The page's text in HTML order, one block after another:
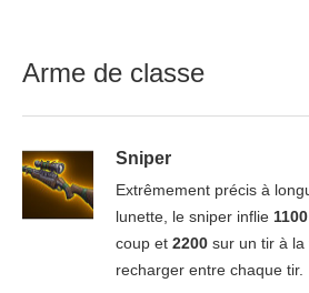
Arme de classe
Sniper
Extrêmement précis à
lunette, le sniper inflie 1100
coup et 2200sur un tir à la
recharger entre chaque tir.